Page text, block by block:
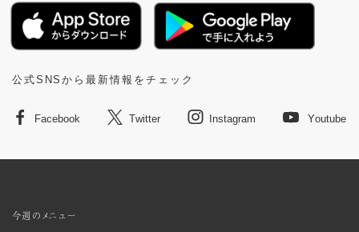
公式SNSから最新情報をチェック
Facebook Twitter Instagram Youtube
今週のメニュー